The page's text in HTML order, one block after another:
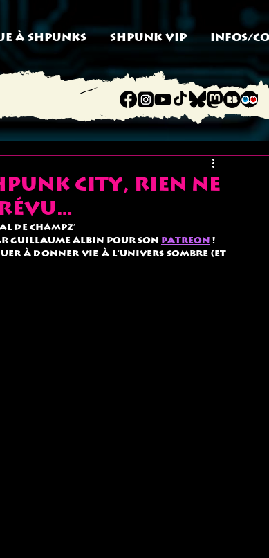
À SHPUNKS SHPUNK VIP INFOS/
City, rien ne
de Champz’
guillaume albin pour son
Patreon !
à donner vie à l’univers sombre (et